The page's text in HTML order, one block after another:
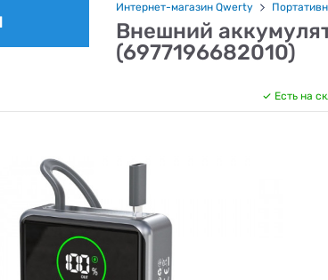
Интернет-магазин Qwerty
Внешний
(6977196682010)
Есть на